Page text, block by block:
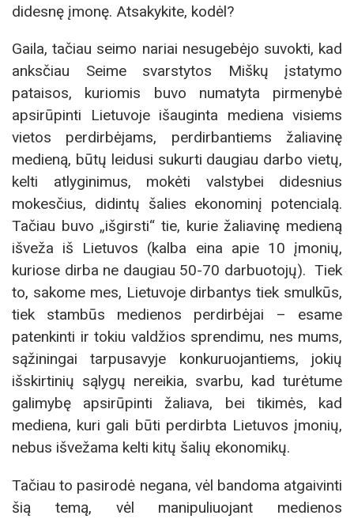
didesnę įmonę. Atsakykite, kodėl?
Gaila, tačiau seimo nariai nesugebėjo suvokti, kad
anksčiau Seime svarstytos Miškų įstatymo
pataisos, kuriomis buvo numatyta pirmenybė
apsirūpinti Lietuvoje išauginta mediena visiems
vietos perdirbėjams, perdirbantiems žaliavinę
medieną, būtų leidusi sukurti daugiau darbo vietų,
kelti atlyginimus, mokėti valstybei didesnius
mokesčius, didintų šalies ekonominį potencialą.
Tačiau buvo „išgirsti“ tie, kurie žaliavinę medieną
išveža iš Lietuvos (kalba eina apie 10 įmonių,
kuriose dirba ne daugiau 50-70 darbuotojų). Tiek
to, sakome mes, Lietuvoje dirbantys tiek smulkūs,
tiek stambūs medienos perdirbėjai – esame
patenkinti ir tokiu valdžios sprendimu, nes mums,
sąžiningai tarpusavyje konkuruojantiems, jokių
išskirtinių sąlygų nereikia, svarbu, kad turėtume
galimybę apsirūpinti žaliava, bei tikimės, kad
mediena, kuri gali būti perdirbta Lietuvos įmonių,
nebus išvežama kelti kitų šalių ekonomikų.
Tačiau to pasirodė negana, vėl bandoma atgaivinti
šią temą, vėl manipuliuojant medienos